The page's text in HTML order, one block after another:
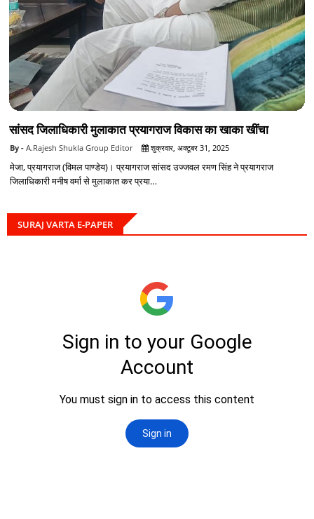
सांसद जिलाधिकारी मुलाकात प्रयागराज विकास का खाका खींचा
A.Rajesh Shukla Group Editor शुक्रवार, अक्टूबर 31, 2025
मेजा, प्रयागराज (विमल पाण्डेय)। प्रयागराज सांसद उज्जवल रमण सिंह ने प्रयागराज
जिलाधिकारी मनीष वर्मा से मुलाकात कर प्रया…
SURAJ VARTA E-PAPER